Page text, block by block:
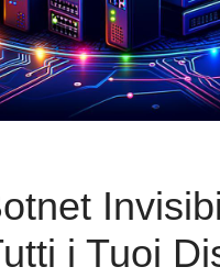
i Tuoi